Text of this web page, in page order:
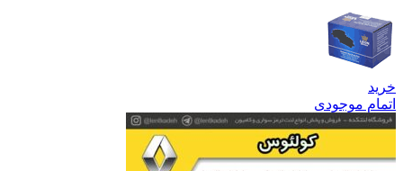
خرید
اتمام موجودی